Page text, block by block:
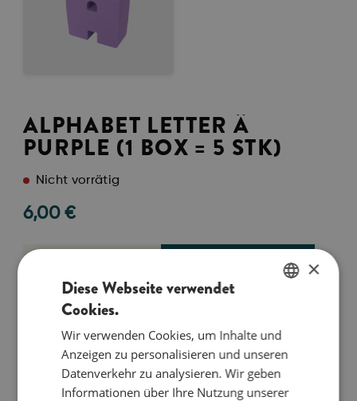
ALPHABET LETTER Ä
PURPLE (1 BOX = 5 STK)
Nicht vorrätig
6,00€
Så stor er jeg
DANISH
×
Diese Webseite verwendet
Cookies.
Wir verwenden Cookies, um Inhalte und
Anzeigen zu personalisieren und unseren
Datenverkehr zu analysieren. Wir geben
Informationen über Ihre Nutzung unserer